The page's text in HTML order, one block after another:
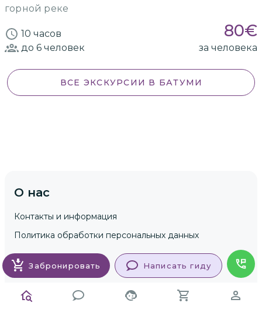
горной реке
10 часов 80€
до 6 человек за человека
ВСЕ ЭКСКУРСИИ В БАТУМИ
Забронировать Написать гиду
О нас
Контакты и информация
Политика обработки персональных данных
Гостям